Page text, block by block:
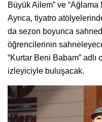
Büyük Ailem” ve
Ayrıca, tiyatro
da sezon boyunca
öğrencilerinin
“Kurtar Beni Babam”
izleyiciyle buluşacak.